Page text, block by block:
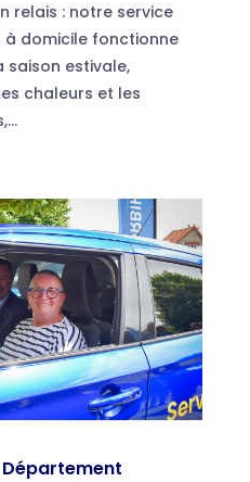
relais : notre service
domicile fonctionne
saison estivale,
chaleurs et les